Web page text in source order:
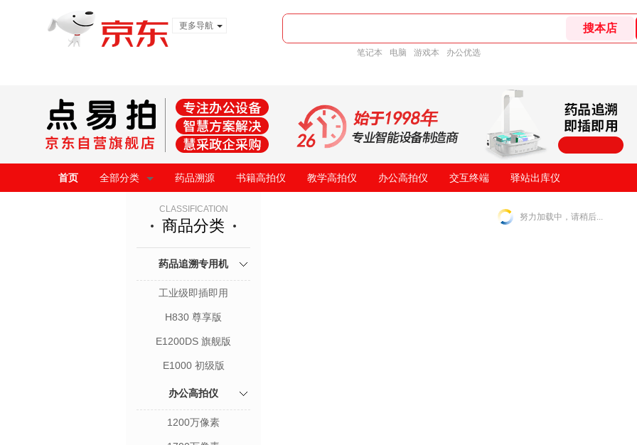
更多导航
笔记本 电脑 游戏本 办公优选
首页 全部分类 药品溯源 书籍高拍仪 教学高拍仪 办公高拍仪 交互终端 驿站出库仪
CLASSIFICATION
商品分类
药品追溯专用机
工业级即插即用
H830 尊享版
E1200DS 旗舰版
E1000 初级版
办公高拍仪
1200万像素
努力加载中，请稍后...